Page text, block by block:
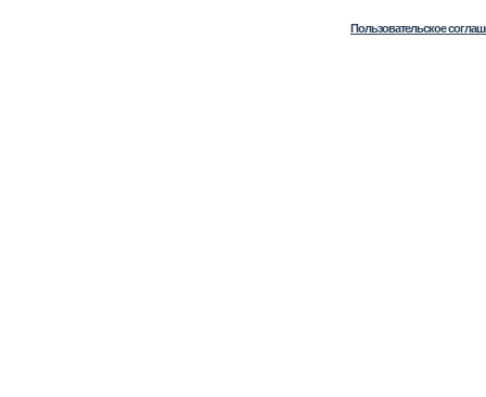
Пользовательское